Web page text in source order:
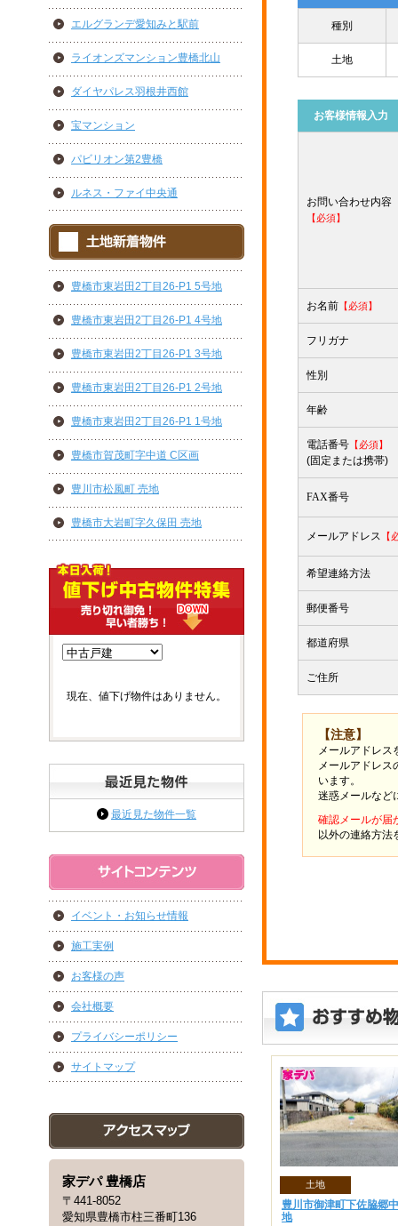
種別
土地
お客様情報入力
お問い合わせ内容
【必須】
お名前 【必須】
フリガナ
性別
年齢
電話番号 【必須】
(固定または携帯)
FAX番号
メールアドレス 【
希望連絡方法
郵便番号
都道府県
ご住所
【注意】
メールアドレス
メールアドレス
います。
迷惑メールなど
確認メールが届
以外の連絡方法
土地
豊川市御津町下佐脇郷
地
エルグランデ愛知みと駅前
ライオンズマンション豊橋北山
ダイヤパレス羽根井西館
宝マンション
パビリオン第2豊橋
ルネス・ファイ中央通
豊橋市東岩田2丁目26-P1 5号地
豊橋市東岩田2丁目26-P1 4号地
豊橋市東岩田2丁目26-P1 3号地
豊橋市東岩田2丁目26-P1 2号地
豊橋市東岩田2丁目26-P1 1号地
豊橋市賀茂町字中道 C区画
豊川市松風町 売地
豊橋市大岩町字久保田 売地
現在、値下げ物件はありません。
最近見た物件一覧
イベント・お知らせ情報
施工実例
お客様の声
会社概要
プライバシーポリシー
サイトマップ
家デパ 豊橋店
〒441-8052
愛知県豊橋市柱三番町136